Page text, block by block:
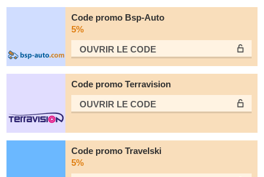
Code promo Bsp-Auto
5%
OUVRIR LE СODE
Code promo Terravision
OUVRIR LE СODE
Code promo Travelski
5%